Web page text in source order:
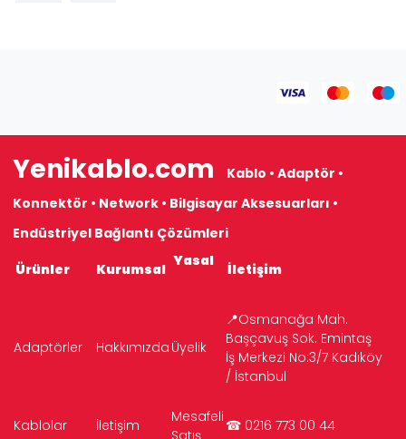
Yenikablo.com
Kablo • Adaptör •
Konnektör • Network • Bilgisayar Aksesuarları •
Endüstriyel Bağlantı Çözümleri
Ürünler
Kurumsal Yasal İletişim
Adaptörler Hakkımızda Üyelik
📍Osmanağa Mah.
Başçavuş Sok. Emintaş
İş Merkezi No:3/7 Kadıköy
/ İstanbul
Kablolar İletişim
Mesafeli ☎ 0216 773 00 44